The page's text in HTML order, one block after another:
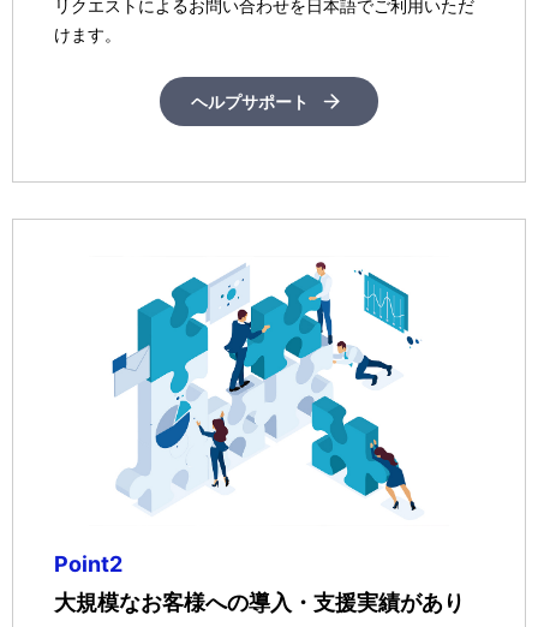
リクエストによるお問い合わせを日本語でご利用いただ
けます。
ヘルプサポート
Point2
大規模なお客様への導入・支援実績があり